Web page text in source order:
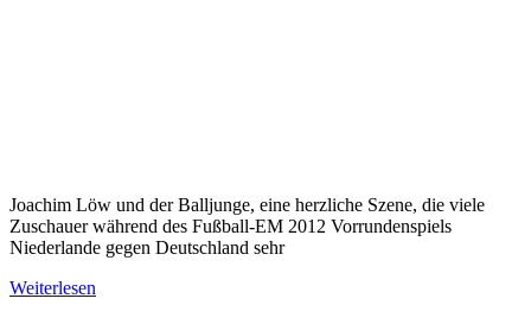
Joachim Löw und der Balljunge, eine herzliche Szene, die viele
Zuschauer während des Fußball-EM 2012 Vorrundenspiels
Niederlande gegen Deutschland sehr
Weiterlesen